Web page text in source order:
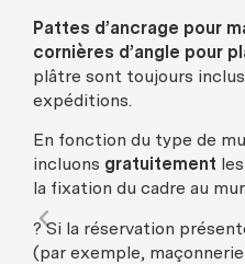
Pattes d’ancrage pour
cornières d’angle pour
plâtre sont toujours
expéditions.
En fonction du type de
incluons gratuitement
la fixation du cadre au
? Si la réservation
(par exemple,